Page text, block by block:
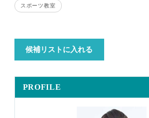
テーマ
スポーツ教室
候補リストに入れる
PROFILE